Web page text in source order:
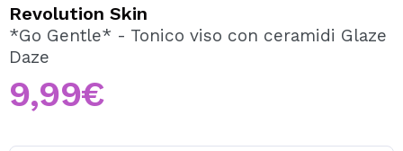
Creando un account su Maquibeauty.it potrai fare i tuoi
acquisti velocemente, controllare lo stato dei tuoi ordini e
Revolution Skin
*Go Gentle* - Tonico viso con ceramidi Glaze
Daze
9,99€